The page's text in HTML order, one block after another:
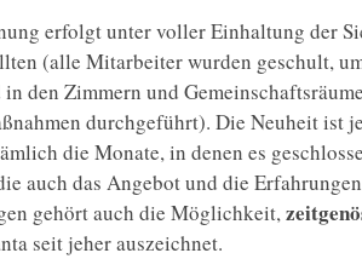
erfolgt unter voller Einhaltung der
(alle Mitarbeiter wurden geschult,
den Zimmern und
durchgeführt). Die Neuheit ist
die Monate, in denen es
auch das Angebot und die
gehört auch die Möglichkeit,
seit jeher auszeichnet.